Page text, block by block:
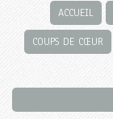
ACCUEIL
COUPS DE CŒUR